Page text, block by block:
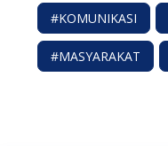
#KOMUNIKASI
#MASYARAKAT